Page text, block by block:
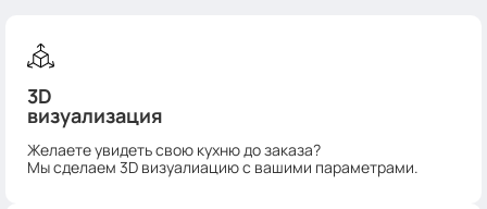
3D
визуализация
Желаете увидеть свою кухню до заказа?
Мы сделаем 3D визуалиацию с вашими параметрами.